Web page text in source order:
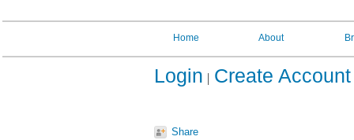
Home About
Login Create Account
Share